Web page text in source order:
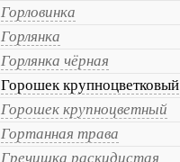
Горловинка
Горлянка
Горлянка чёрная
Горошек крупноцветковый
Горошек крупноцветный
Гортанная трава
Гречишка раскидистая